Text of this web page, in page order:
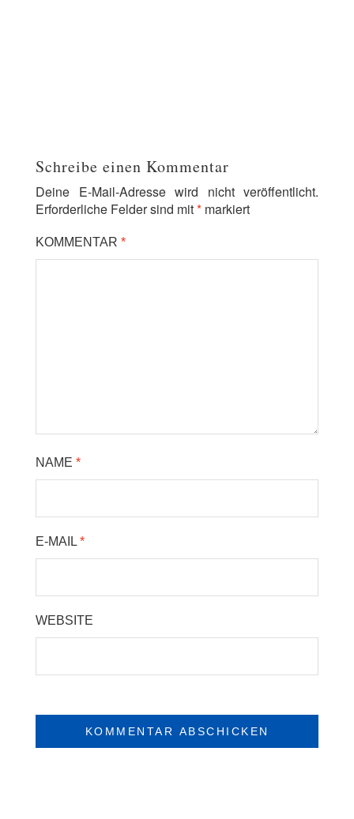
Schreibe einen Kommentar
Deine E-Mail-Adresse wird nicht veröffentlicht.
Erforderliche Felder sind mit* markiert
KOMMENTAR *
NAME *
E-MAIL *
WEBSITE